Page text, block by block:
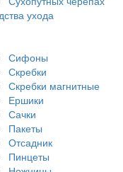
ухода
Сифоны
Скребки
Скребки магнитные
Ершики
Сачки
Пакеты
Отсадник
Пинцеты